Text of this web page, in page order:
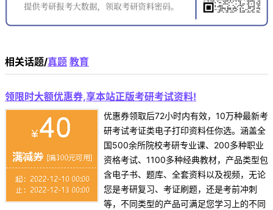
相关话题/真题 教育
领限时大额优惠券,享本站正版考研考试资料!
优惠券领取后72小时内有效，10万种最新考
研考试考证类电子打印资料任你选。涵盖全
国500余所院校考研专业课、200多种职业
资格考试、1100多种经典教材，产品类型包
含电子书、题库、全套资料以及视频，无论
您是考研复习、考证刷题，还是考前冲刺
等，不同类型的产品可满足您学习上的不同